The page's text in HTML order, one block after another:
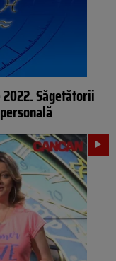
2022. Săgetătorii